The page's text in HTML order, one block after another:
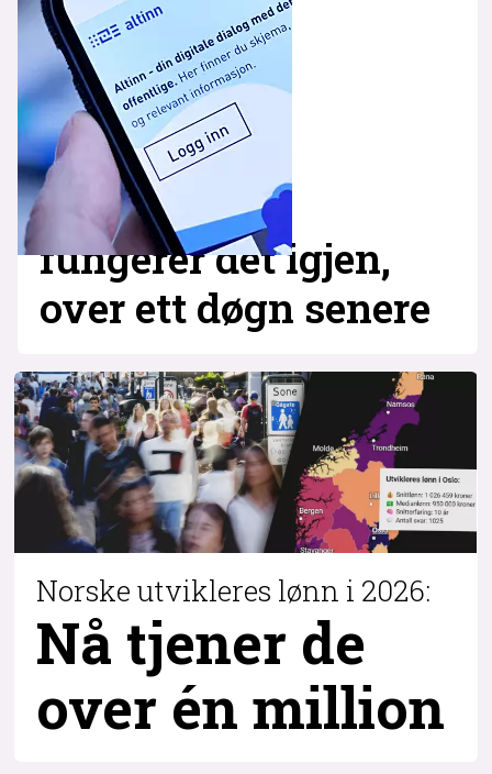
fungerer det igjen,
over ett døgn senere
Norske utvikleres lønn i 2026:
Nå tjener de
over én million